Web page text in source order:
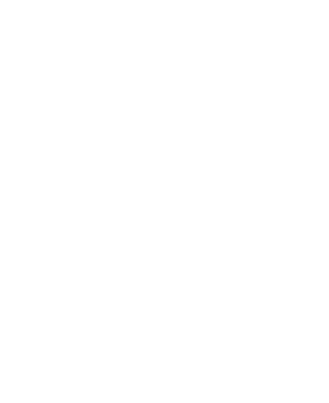
Taste möglich. Du kannst das Karussell